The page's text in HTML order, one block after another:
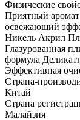
Физические
Приятный
освежающий
Никель Акрил
Глазурованная
формула
Эффективная
Страна-
Китай
Страна
Малайзия